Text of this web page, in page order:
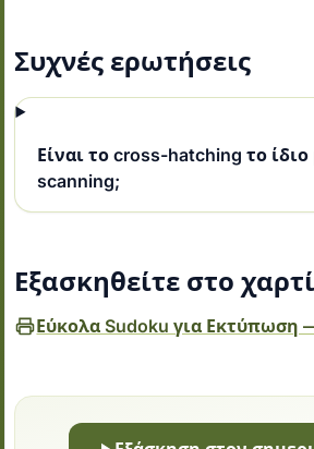
Συχνές ερωτήσεις
Είναι το cross-hatching το ίδιο
scanning;
Εξασκηθείτε στο χαρτί
Εύκολα Sudoku για Εκτύπωση